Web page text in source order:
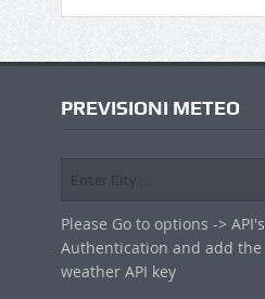
PREVISIONI METEO
Please Go to options -> API's
Authentication and add the
weather API key